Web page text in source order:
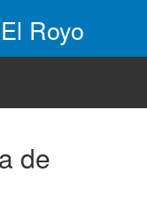
Royo
de